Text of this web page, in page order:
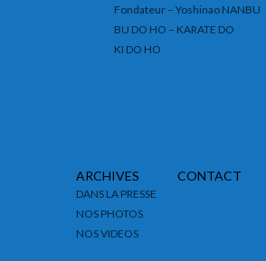
Fondateur – Yoshinao NANBU
BU DO HO – KARATE DO
KI DO HO
ARCHIVES
DANS LA PRESSE
NOS PHOTOS
NOS VIDEOS
CONTACT